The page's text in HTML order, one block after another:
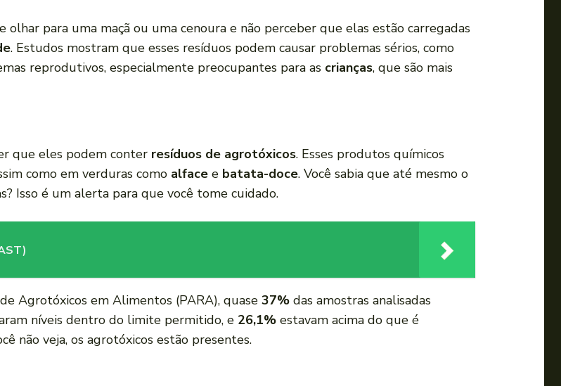
b
a
i
a
r
olhar para uma maçã ou uma cenoura e não perceber que elas estão carregadas
. Estudos mostram que esses resíduos podem causar problemas sérios, como
reprodutivos, especialmente preocupantes para as crianças, que são mais
que eles podem conter resíduos de agrotóxicos. Esses produtos químicos
como em verduras como alface e batata-doce. Você sabia que até mesmo o
Isso é um alerta para que você tome cuidado.
Agrotóxicos em Alimentos (PARA), quase 37% das amostras analisadas
níveis dentro do limite permitido, e 26,1% estavam acima do que é
não veja, os agrotóxicos estão presentes.